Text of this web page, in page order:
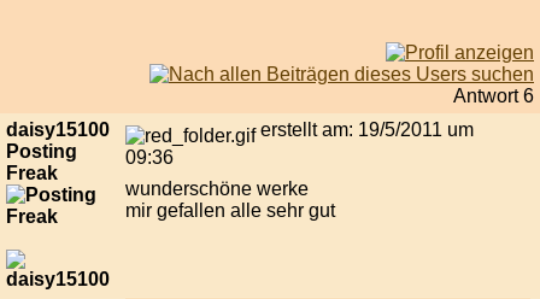
Antwort 6
daisy15100
Posting
Freak
erstellt am: 19/5/2011 um
09:36
wunderschöne werke
mir gefallen alle sehr gut